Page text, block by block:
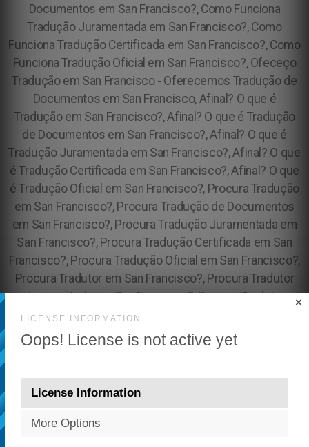
LICENSE INFORMATION
Oops! License is not active yet
×
License Information
More Options